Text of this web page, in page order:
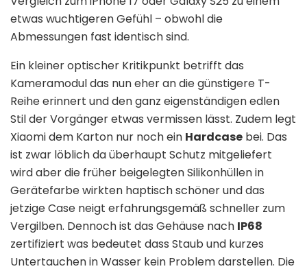
etwas wuchtigeren Gefühl – obwohl die
Abmessungen fast identisch sind.
Ein kleiner optischer Kritikpunkt betrifft das
Kameramodul das nun eher an die günstigere T-
Reihe erinnert und den ganz eigenständigen edlen
Stil der Vorgänger etwas vermissen lässt. Zudem legt
Xiaomi dem Karton nur noch ein Hardcase bei. Das
ist zwar löblich da überhaupt Schutz mitgeliefert
wird aber die früher beigelegten Silikonhüllen in
Gerätefarbe wirkten haptisch schöner und das
jetzige Case neigt erfahrungsgemäß schneller zum
Vergilben. Dennoch ist das Gehäuse nach IP68
zertifiziert was bedeutet dass Staub und kurzes
Untertauchen in Wasser kein Problem darstellen. Die